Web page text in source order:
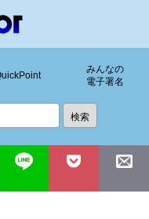
みんなの
電子署名